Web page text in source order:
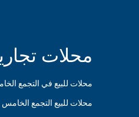
محلات
محلات للبيع في التجمع
محلات للبيع التجمع الخامس